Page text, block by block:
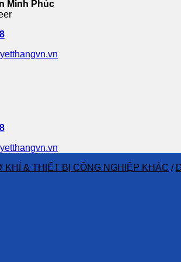
Minh Phúc
KHÍ & THIẾT BỊ CÔNG NGHIỆP KHÁC /